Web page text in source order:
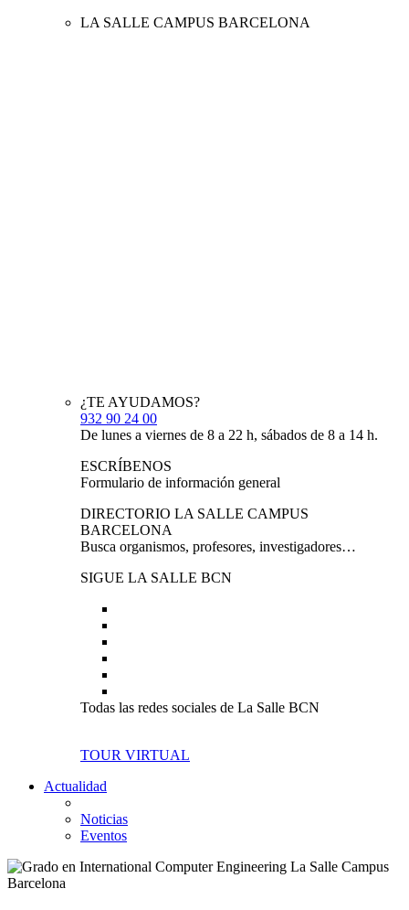
LA SALLE CAMPUS BARCELONA
¿TE AYUDAMOS?
932 90 24 00
De lunes a viernes de 8 a 22 h, sábados de 8 a 14 h.
ESCRÍBENOS
Formulario de información general
DIRECTORIO LA SALLE CAMPUS
BARCELONA
Busca organismos, profesores, investigadores…
SIGUE LA SALLE BCN
Todas las redes sociales de La Salle BCN
TOUR VIRTUAL
Actualidad
Noticias
Eventos